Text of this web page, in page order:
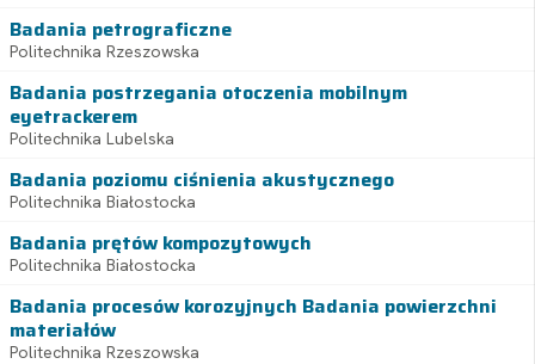
Badania petrograficzne
Politechnika Rzeszowska
Badania postrzegania otoczenia mobilnym
eyetrackerem
Politechnika Lubelska
Badania poziomu ciśnienia akustycznego
Politechnika Białostocka
Badania prętów kompozytowych
Politechnika Białostocka
Badania procesów korozyjnych Badania powierzchni
materiałów
Politechnika Rzeszowska